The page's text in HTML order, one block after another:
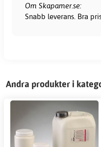
Om Skapamer.se:
Snabb leverans. Bra
Andra produkter i